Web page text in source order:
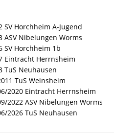
SV Horchheim A-Jugend
ASV Nibelungen Worms
SV Horchheim 1b
Eintracht Herrnsheim
TuS Neuhausen
TuS Weinsheim
2020 Eintracht Herrnsheim
2022 ASV Nibelungen Worms
2026 TuS Neuhausen